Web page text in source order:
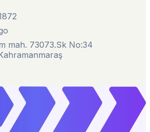
mah. 73073.Sk No:34